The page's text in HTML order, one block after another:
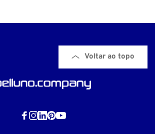
Voltar ao topo